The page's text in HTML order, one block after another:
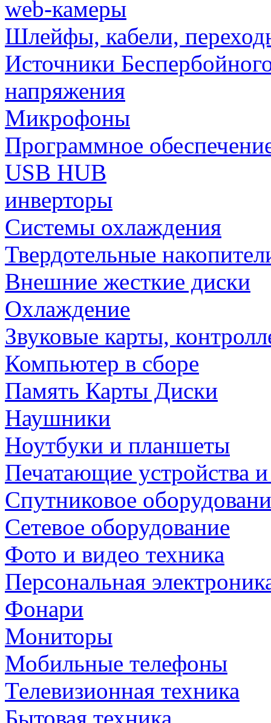
web-камеры
Шлейфы, кабели,
Источники
напряжения
Микрофоны
Программное
USB HUB
инверторы
Системы охлаждения
Твердотельные
Внешние жесткие диски
Охлаждение
Звуковые карты,
Компьютер в сборе
Память Карты Диски
Наушники
Ноутбуки и планшеты
Печатающие устройства
Спутниковое
Сетевое оборудование
Фото и видео техника
Персональная
Фонари
Мониторы
Мобильные телефоны
Телевизионная техника